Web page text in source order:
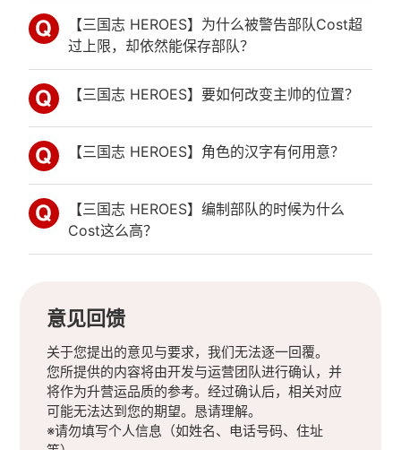
【三国志 HEROES】为什么被警告部队Cost超
过上限，却依然能保存部队？
【三国志 HEROES】要如何改变主帅的位置？
【三国志 HEROES】角色的汉字有何用意？
【三国志 HEROES】编制部队的时候为什么
Cost这么高？
意见回馈
关于您提出的意见与要求，我们无法逐一回覆。
您所提供的内容将由开发与运营团队进行确认，并
将作为升营运品质的参考。经过确认后，相关对应
可能无法达到您的期望。恳请理解。
※请勿填写个人信息（如姓名、电话号码、住址